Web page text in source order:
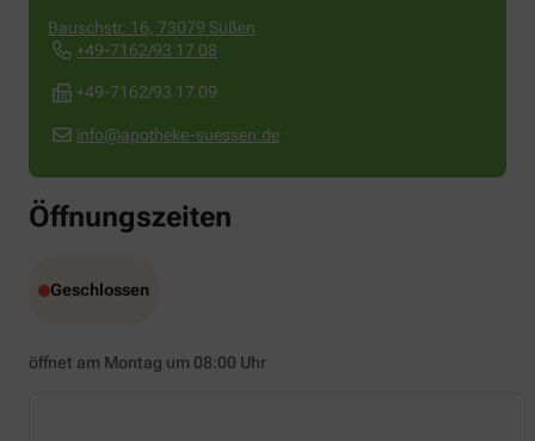
Bauschstr. 16, 73079 Süßen
+49-7162/93 17 08
+49-7162/93 17 09
info@apotheke-suessen.de
Öffnungszeiten
Geschlossen
öffnet am Montag um 08:00 Uhr